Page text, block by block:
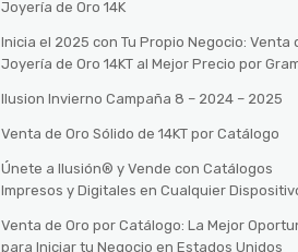
Joyería de Oro 14K
Inicia el 2025 con Tu Propio Negocio: Venta
Joyería de Oro 14KT al Mejor Precio por
Ilusion Invierno Campaña 8 – 2024 – 2025
Venta de Oro Sólido de 14KT por Catálogo
Únete a Ilusión® y Vende con Catálogos
Impresos y Digitales en Cualquier
Venta de Oro por Catálogo: La Mejor
para Iniciar tu Negocio en Estados Unidos